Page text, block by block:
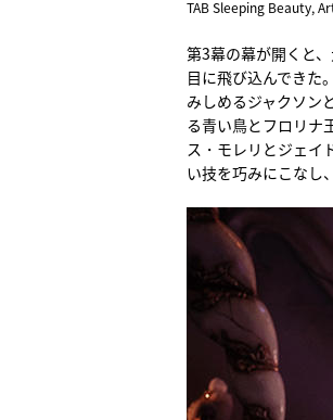
TAB Sleeping Beauty,
第3幕の幕が開くと
目に飛び込んできた
みしめるジャクソン
る青い鳥とフロリナ
ス・モレリとジェイ
い技を巧みにこなし